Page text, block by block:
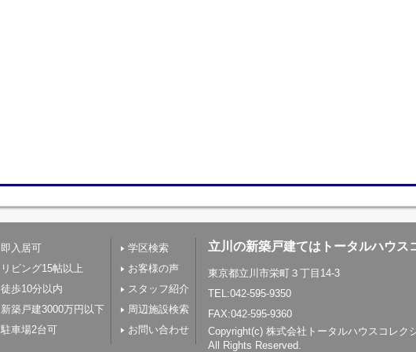
即入居可
リビング15帖以上
徒歩10分以内
新築戸建3000万円以下
駐車場2台可
学区検索
お客様の声
スタッフ紹介
周辺施設検索
お問い合わせ
立川の新築戸建てはトータルハウス
東京都立川市栄町３丁目14-3
TEL:042-595-9350
FAX:042-595-9360
Copyright(c) 株式会社トータルハウスコレク
All Rights Reserved.